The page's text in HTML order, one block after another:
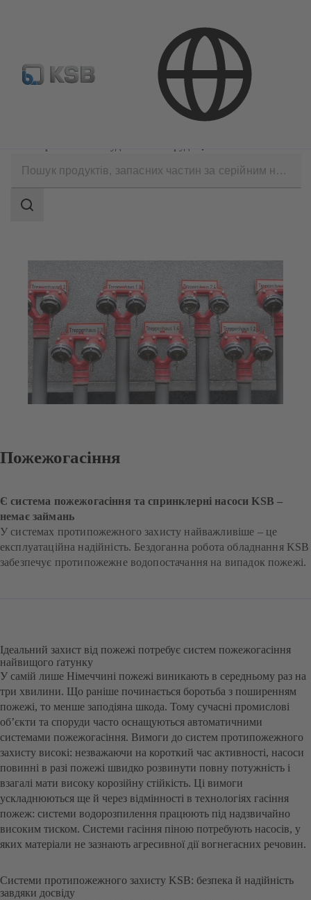
ДИЛЕРИ
scope
Search
Пожежогасіння
Є система пожежогасіння та спринклерні насоси KSB –
немає займань
У системах протипожежного захисту найважливіше – це
експлуатаційна надійність. Бездоганна робота обладнання KSB
забезпечує протипожежне водопостачання на випадок пожежі.
Ідеальний захист від пожежі потребує систем пожежогасіння
найвищого ґатунку
У самій лише Німеччині пожежі виникають в середньому раз на
три хвилини. Що раніше починається боротьба з поширенням
пожежі, то менше заподіяна шкода. Тому сучасні промислові
об’єкти та споруди часто оснащуються автоматичними
системами пожежогасіння. Вимоги до систем протипожежного
захисту високі: незважаючи на короткий час активності, насоси
повинні в разі пожежі швидко розвинути повну потужність і
взагалі мати високу корозійну стійкість. Ці вимоги
ускладнюються ще й через відмінності в технологіях гасіння
пожеж: системи водорозпилення працюють під надзвичайно
високим тиском. Системи гасіння піною потребують насосів, у
яких матеріали не зазнають агресивної дії вогнегасних речовин.
Системи протипожежного захисту KSB: безпека й надійність
завдяки досвіду